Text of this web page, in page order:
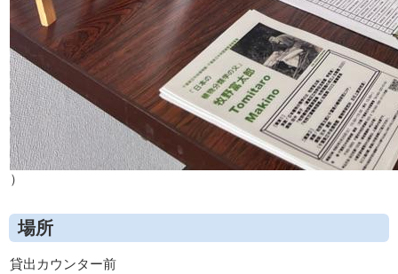
）
場所
貸出カウンター前